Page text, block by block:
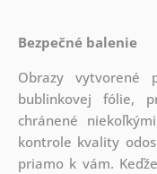
Bezpečné balenie
Obrazy
bublinkovej fólie,
chránené
kontrole kvality
priamo k vám.